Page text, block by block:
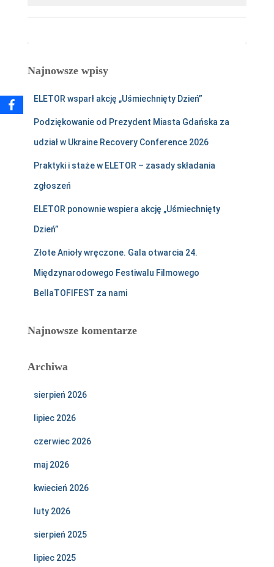
Najnowsze wpisy
ELETOR wsparł akcję „Uśmiechnięty Dzień”
Podziękowanie od Prezydent Miasta Gdańska za
udział w Ukraine Recovery Conference 2026
Praktyki i staże w ELETOR – zasady składania
zgłoszeń
ELETOR ponownie wspiera akcję „Uśmiechnięty
Dzień”
Złote Anioły wręczone. Gala otwarcia 24.
Międzynarodowego Festiwalu Filmowego
BellaTOFIFEST za nami
Najnowsze komentarze
Archiwa
sierpień 2026
lipiec 2026
czerwiec 2026
maj 2026
kwiecień 2026
luty 2026
sierpień 2025
lipiec 2025